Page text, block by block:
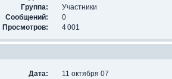
Группа:
Участники
Сообщений:
0
Просмотров:
4 001
Дата:
11 октября 07